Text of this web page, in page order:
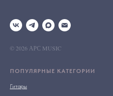
© 2026 АРС MUSIC
ПОПУЛЯРНЫЕ КАТЕГОРИИ
Гитары